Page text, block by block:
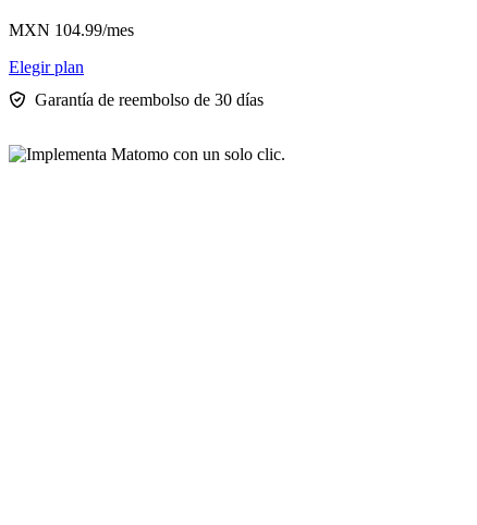
MXN 104.99/mes
Elegir plan
Garantía de reembolso de 30 días